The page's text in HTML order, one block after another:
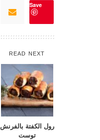
Save
READ NEXT
رول الكفتة بالفرنش
توست